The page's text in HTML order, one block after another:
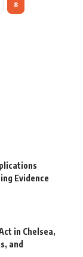
8
Evidence
in Chelsea,
and